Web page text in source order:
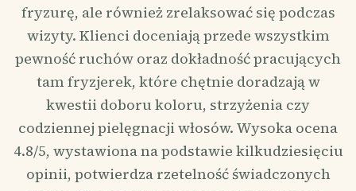
fryzurę, ale również zrelaksować się podczas
wizyty. Klienci doceniają przede wszystkim
pewność ruchów oraz dokładność pracujących
tam fryzjerek, które chętnie doradzają w
kwestii doboru koloru, strzyżenia czy
codziennej pielęgnacji włosów. Wysoka ocena
4.8/5, wystawiona na podstawie kilkudziesięciu
opinii, potwierdza rzetelność świadczonych